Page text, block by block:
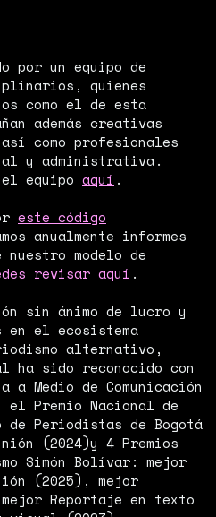
por un equipo de
quienes
como el de esta
además creativas
como profesionales
y administrativa.
equipo aquí .
este código
anualmente informes
modelo de
revisar aquí .
sin ánimo de lucro y
en el ecosistema
alternativo,
sido reconocido con
a Medio de Comunicación
el Premio Nacional de
Periodistas de Bogotá
(2024)y 4 Premios
Simón Bolívar: mejor
(2025), mejor
Reportaje en texto